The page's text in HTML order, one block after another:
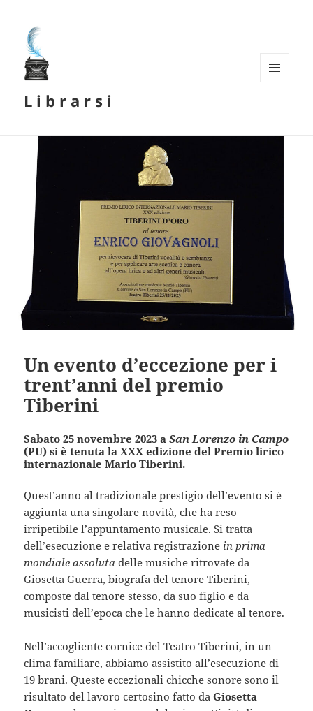
L i b r a r s i
Un evento d’eccezione per i
trent’anni del premio
Tiberini
Sabato 25 novembre 2023 aSan Lorenzo in Campo
(PU) si è tenuta la XXX edizione del Premio lirico
internazionale Mario Tiberini.
Quest’anno al tradizionale prestigio dell’evento si è
aggiunta una singolare novità, che ha reso
irripetibile l’appuntamento musicale. Si tratta
dell’esecuzione e relativa registrazione in prima
mondiale assoluta delle musiche ritrovate da
Giosetta Guerra, biografa del tenore Tiberini,
composte dal tenore stesso, da suo figlio e da
musicisti dell’epoca che le hanno dedicate al tenore.
Nell’accogliente cornice del Teatro Tiberini, in un
clima familiare, abbiamo assistito all’esecuzione di
19 brani. Queste eccezionali chicche sonore sono il
risultato del lavoro certosino fatto daGiosetta